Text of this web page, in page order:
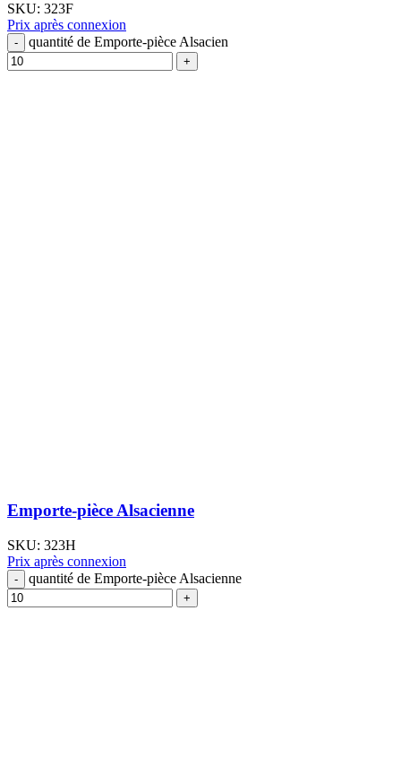
SKU: 323F
Prix après connexion
quantité de Emporte-pièce Alsacien
Emporte-pièce Alsacienne
SKU: 323H
Prix après connexion
quantité de Emporte-pièce Alsacienne